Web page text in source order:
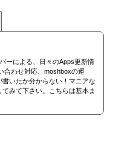
ーによる、日々のApps更新情
合わせ対応、moshboxの運
いたか分からない！マニアな
みて下さい。こちらは基本ま